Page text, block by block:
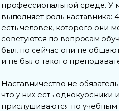
профессиональной среде. У
выполняет роль наставника:
есть человек, которого они
советуются по вопросам
был, но сейчас они не
и не было такого
Наставничество не
что у них есть
прислушиваются по